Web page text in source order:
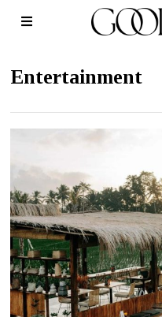
Entertainment